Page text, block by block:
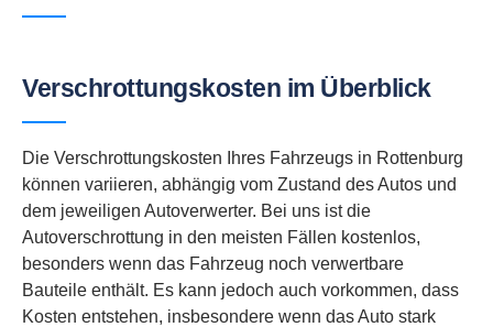
Verschrottungskosten im Überblick
Die Verschrottungskosten Ihres Fahrzeugs in Rottenburg
können variieren, abhängig vom Zustand des Autos und
dem jeweiligen Autoverwerter. Bei uns ist die
Autoverschrottung in den meisten Fällen kostenlos,
besonders wenn das Fahrzeug noch verwertbare
Bauteile enthält. Es kann jedoch auch vorkommen, dass
Kosten entstehen, insbesondere wenn das Auto stark